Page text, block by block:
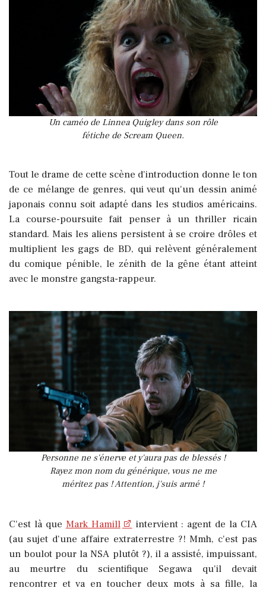
Un caméo de Linnea Quigley dans son rôle
fétiche de Scream Queen.
Tout le drame de cette scène d'introduction donne le ton
de ce mélange de genres, qui veut qu'un dessin animé
japonais connu soit adapté dans les studios américains.
La course-poursuite fait penser à un thriller ricain
standard. Mais les aliens persistent à se croire drôles et
multiplient les gags de BD, qui relèvent généralement
du comique pénible, le zénith de la gêne étant atteint
avec le monstre gangsta-rappeur.
Personne ne s'énerve et y'aura pas de blessés !
Rayez mon nom du générique, vous ne me
méritez pas ! Attention, j'suis armé !
C'est là que Mark Hamill
intervient : agent de la CIA
(au sujet d'une affaire extraterrestre ?! Mmh, c'est pas
un boulot pour la NSA plutôt ?), il a assisté, impuissant,
au meurtre du scientifique Segawa qu'il devait
rencontrer et va en toucher deux mots à sa fille, la